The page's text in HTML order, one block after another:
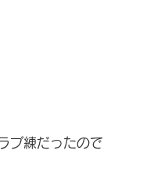
ブ練だったので